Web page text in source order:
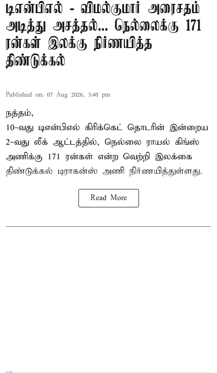
டிஎன்பிஎல் - விமல்குமார் அரைசதம்
அடித்து அசத்தல்... நெல்லைக்கு 171
ரன்கள் இலக்கு நிர்ணயித்த
திண்டுக்கல்
Published on: 07 Aug 2026, 3:40 pm
நத்தம்,
10-வது டிஎன்பிஎல் கிரிக்கெட் தொடரின் இன்றைய
2-வது லீக் ஆட்டத்தில், நெல்லை ராயல் கிங்ஸ்
அணிக்கு 171 ரன்கள் என்ற வெற்றி இலக்கை
திண்டுக்கல் டிராகன்ஸ் அணி நிர்ணயித்துள்ளது.
Read More